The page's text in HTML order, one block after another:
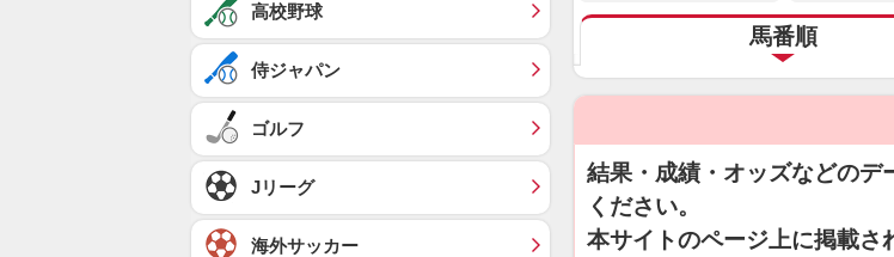
馬番順
結果・成績・オッズなどのデ
ください。
本サイトのページ上に掲載さ
高校野球
侍ジャパン
ゴルフ
Jリーグ
海外サッカー